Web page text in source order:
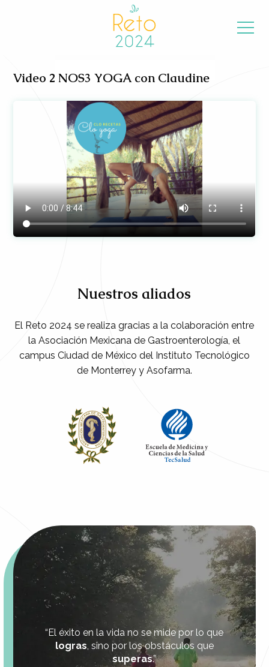
Video 2 NOS3 YOGA con Claudine
Nuestros aliados
El Reto 2024 se realiza gracias a la colaboración entre
la Asociación Mexicana de Gastroenterología, el
campus Ciudad de México del Instituto Tecnológico
de Monterrey y Asofarma.
“El éxito en la vida no se mide por lo que
logras, sino por los obstáculos que
superas.”